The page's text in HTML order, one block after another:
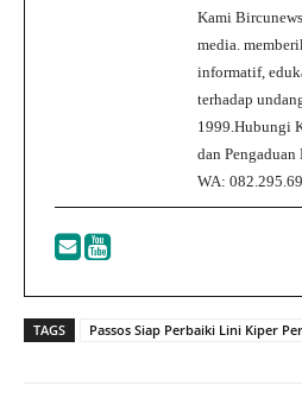
Kami
media.
informatif,
terhadap
1999.Hubungi
dan
WA:
TAGS Passos Siap Perbaiki Lini Kiper